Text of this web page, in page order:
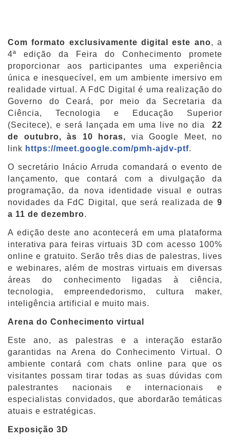
Com formato exclusivamente digital este ano, a
4ª edição da Feira do Conhecimento promete
proporcionar aos participantes uma experiência
única e inesquecível, em um ambiente imersivo em
realidade virtual. A FdC Digital é uma realização do
Governo do Ceará, por meio da Secretaria da
Ciência, Tecnologia e Educação Superior
(Secitece), e será lançada em uma live no dia 22
de outubro, às 10 horas, via Google Meet, no
link https://meet.google.com/pmh-ajdv-ptf.
O secretário Inácio Arruda comandará o evento de
lançamento, que contará com a divulgação da
programação, da nova identidade visual e outras
novidades da FdC Digital, que será realizada de 9
a 11 de dezembro.
A edição deste ano acontecerá em uma plataforma
interativa para feiras virtuais 3D com acesso 100%
online e gratuito. Serão três dias de palestras, lives
e webinares, além de mostras virtuais em diversas
áreas do conhecimento ligadas à ciência,
tecnologia, empreendedorismo, cultura maker,
inteligência artificial e muito mais.
Arena do Conhecimento virtual
Este ano, as palestras e a interação estarão
garantidas na Arena do Conhecimento Virtual. O
ambiente contará com chats online para que os
visitantes possam tirar todas as suas dúvidas com
palestrantes nacionais e internacionais e
especialistas convidados, que abordarão temáticas
atuais e estratégicas.
Exposição 3D